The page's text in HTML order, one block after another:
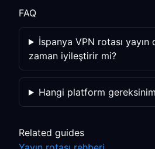
FAQ
İspanya VPN rotası
zaman iyileştirir mi?
Hangi platform
Related guides